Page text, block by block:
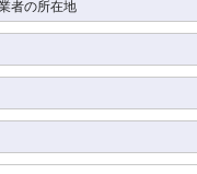
者の所在地